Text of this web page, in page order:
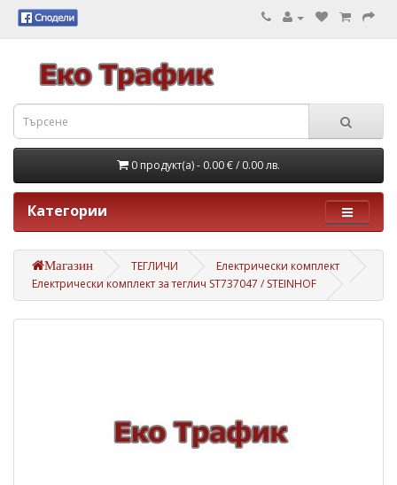
0 продукт(а) - 0.00 €/ 0.00 лв.
Категории
Магазин ТЕГЛИЧИ
Електрически комплект
Електрически комплект за теглич ST737047 / STEINHOF